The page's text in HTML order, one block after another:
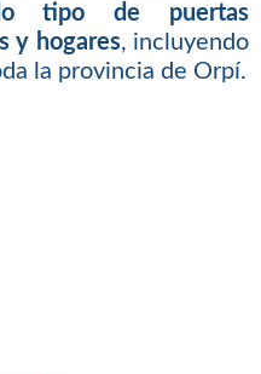
tipo de puertas
y hogares, incluyendo
la provincia de Orpí.